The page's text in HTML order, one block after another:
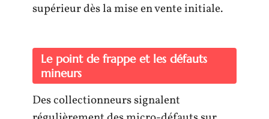
supérieur dès la mise en vente initiale.
Le point de frappe et les défauts
mineurs
Des collectionneurs signalent